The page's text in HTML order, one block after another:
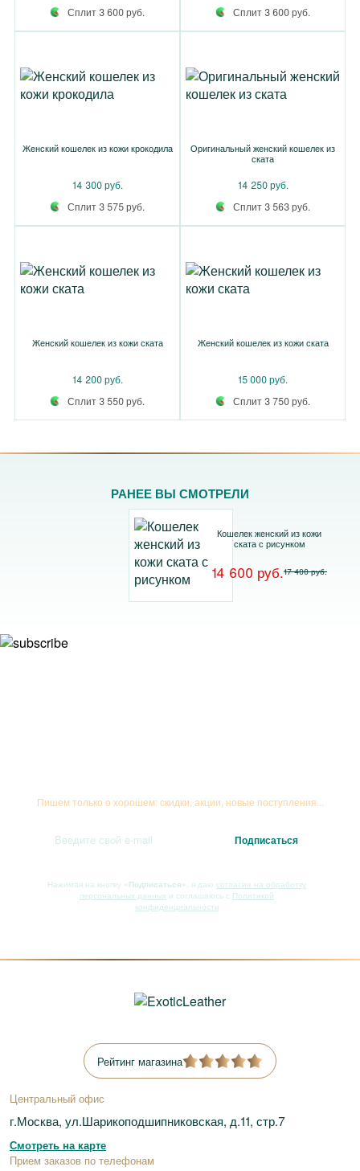
Сплит 3 600 руб.
Сплит 3 600 руб.
Женский кошелек из кожи крокодила
14 300 руб.
Сплит 3 575 руб.
Оригинальный женский кошелек из
ската
14 250 руб.
Сплит 3 563 руб.
Женский кошелек из кожи ската
14 200 руб.
Сплит 3 550 руб.
Женский кошелек из кожи ската
15 000 руб.
Сплит 3 750 руб.
РАНЕЕ ВЫ СМОТРЕЛИ
Кошелек женский из кожи
ската с рисунком
14 600 руб.17 400 руб.
Пишем только о хорошем: скидки, акции, новые поступления...
Нажимая на кнопку «Подписаться» , я даю согласие на обработку
персональных данных и соглашаюсь с Политикой
конфиденциальности
Рейтинг магазина
Центральный офис
г.Москва, ул.Шарикоподшипниковская, д.11, стр.7
Смотреть на карте
Прием заказов по телефонам